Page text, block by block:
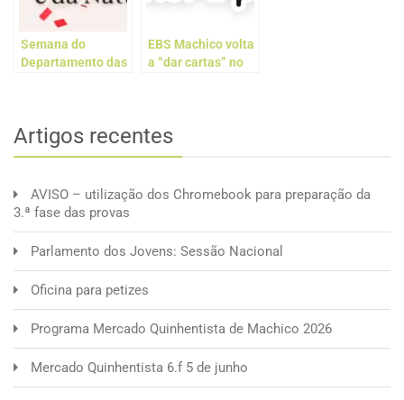
Semana do
Departamento das
EBS Machico volta
a “dar cartas” no
Artigos recentes
AVISO – utilização dos Chromebook para preparação da
3.ª fase das provas
Parlamento dos Jovens: Sessão Nacional
Oficina para petizes
Programa Mercado Quinhentista de Machico 2026
Mercado Quinhentista 6.f 5 de junho